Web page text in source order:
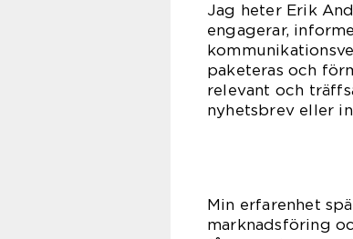
Jag heter Erik
engagerar,
paketeras och
relevant och
nyhetsbrev eller
Min erfarenhet
marknadsföring